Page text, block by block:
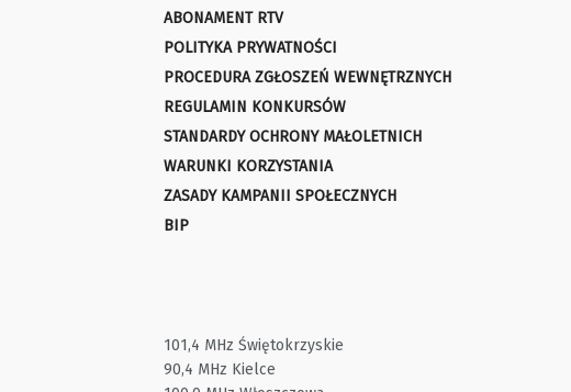
ABONAMENT RTV
POLITYKA PRYWATNOŚCI
PROCEDURA ZGŁOSZEŃ WEWNĘTRZNYCH
REGULAMIN KONKURSÓW
STANDARDY OCHRONY MAŁOLETNICH
WARUNKI KORZYSTANIA
ZASADY KAMPANII SPOŁECZNYCH
BIP
101,4 MHz Świętokrzyskie
90,4 MHz Kielce